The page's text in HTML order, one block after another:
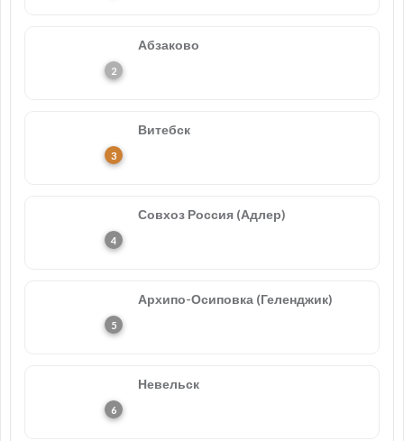
Абзаково
Витебск
Совхоз Россия (Адлер)
Архипо-Осиповка (Геленджик)
Невельск